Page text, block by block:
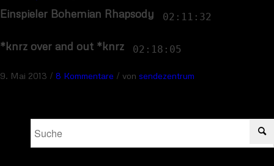
Einspieler Bohemian Rhapsody 02:11:32
*knrz over and out *knrz 02:18:05
9. Mai 2013 / 8 Kommentare / von sendezentrum